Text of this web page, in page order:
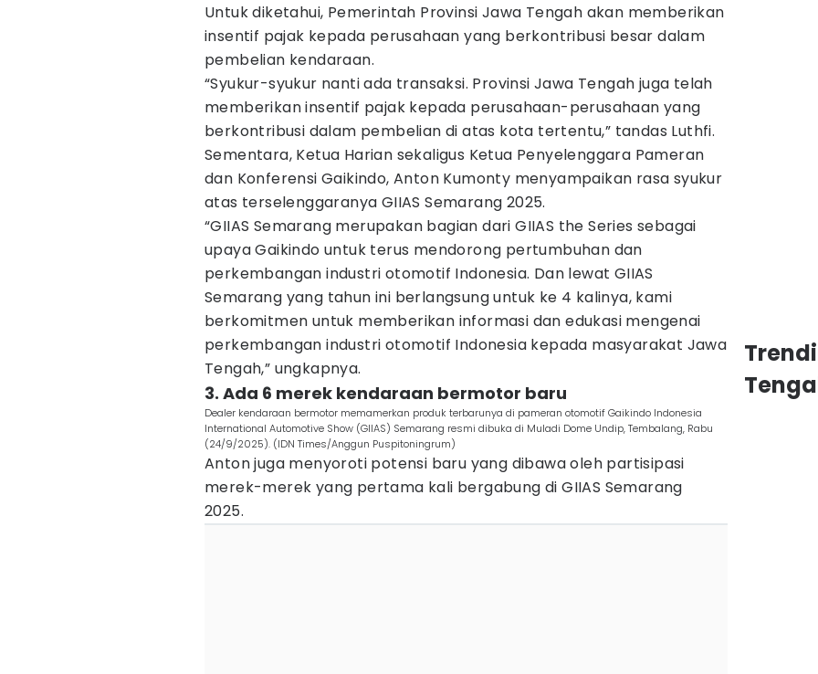
Untuk diketahui, Pemerintah Provinsi Jawa Tengah akan memberikan
insentif pajak kepada perusahaan yang berkontribusi besar dalam
pembelian kendaraan.
“Syukur-syukur nanti ada transaksi. Provinsi Jawa Tengah juga telah
memberikan insentif pajak kepada perusahaan-perusahaan yang
berkontribusi dalam pembelian di atas kota tertentu,” tandas Luthfi.
Sementara, Ketua Harian sekaligus Ketua Penyelenggara Pameran
dan Konferensi Gaikindo, Anton Kumonty menyampaikan rasa syukur
atas terselenggaranya GIIAS Semarang 2025.
“GIIAS Semarang merupakan bagian dari GIIAS the Series sebagai
upaya Gaikindo untuk terus mendorong pertumbuhan dan
perkembangan industri otomotif Indonesia. Dan lewat GIIAS
Semarang yang tahun ini berlangsung untuk ke 4 kalinya, kami
berkomitmen untuk memberikan informasi dan edukasi mengenai
perkembangan industri otomotif Indonesia kepada masyarakat Jawa
Tengah,” ungkapnya.
3. Ada 6 merek kendaraan bermotor baru
Dealer kendaraan bermotor memamerkan produk terbarunya di pameran otomotif Gaikindo Indonesia
International Automotive Show (GIIAS) Semarang resmi dibuka di Muladi Dome Undip, Tembalang, Rabu
(24/9/2025). (IDN Times/Anggun Puspitoningrum)
Anton juga menyoroti potensi baru yang dibawa oleh partisipasi
merek-merek yang pertama kali bergabung di GIIAS Semarang
2025.